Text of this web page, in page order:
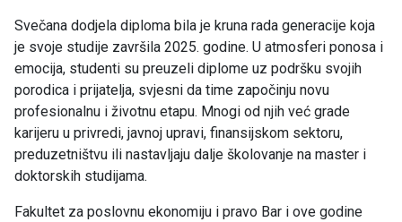
Svečana dodjela diploma bila je kruna rada generacije koja
je svoje studije završila 2025. godine. U atmosferi ponosa i
emocija, studenti su preuzeli diplome uz podršku svojih
porodica i prijatelja, svjesni da time započinju novu
profesionalnu i životnu etapu. Mnogi od njih već grade
karijeru u privredi, javnoj upravi, finansijskom sektoru,
preduzetništvu ili nastavljaju dalje školovanje na master i
doktorskih studijama.
Fakultet za poslovnu ekonomiju i pravo Bar i ove godine